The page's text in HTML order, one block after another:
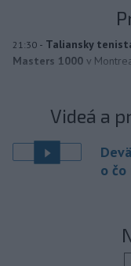
21:30 - Taliansky
Masters 1000 v
Videá a
o